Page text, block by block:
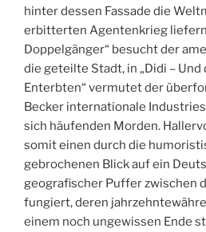
hinter dessen Fassade die
erbitterten Agentenkrieg
Doppelgänger“ besucht der
die geteilte Stadt, in „Didi – Und
Enterbten“ vermutet der
Becker internationale
sich häufenden Morden.
somit einen durch die
gebrochenen Blick auf ein
geografischer Puffer zwischen
fungiert, deren
einem noch ungewissen Ende